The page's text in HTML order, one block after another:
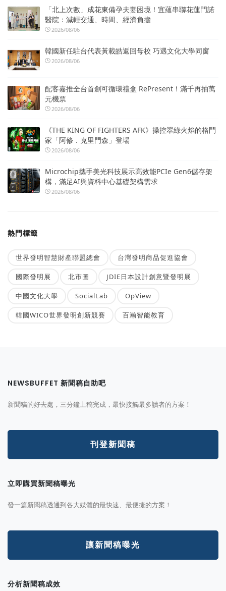
「北上次數」成花東備孕夫妻困境！宜蘊串聯花蓮門諾
醫院：減輕交通、時間、經濟負擔
2026/08/06
韓國新任駐台代表黃載皓返回母校 巧遇文化大學同窗
2026/08/06
配客嘉推全台首創可循環禮盒 RePresent！滿千再抽萬
元機票
2026/08/06
《THE KING OF FIGHTERS AFK》操控翠綠火焰的格鬥
家「阿修．克里門森」登場
2026/08/06
Microchip攜手美光科技展示高效能PCIe Gen6儲存架
構，滿足AI與資料中心基礎架構需求
2026/08/06
熱門標籤
世界發明智慧財產聯盟總會 台灣發明商品促進協會
國際發明展 北市圖 JDIE日本設計創意暨發明展
中國文化大學 SocialLab OpView
韓國WICO世界發明創新競賽 百瀚智能教育
NEWSBUFFET 新聞稿自助吧
新聞稿的好去處，三分鐘上稿完成，最快接觸最多讀者的方案！
刊登新聞稿
立即購買新聞稿曝光
發一篇新聞稿透通到各大媒體的最快速、最便捷的方案！
讓新聞稿曝光
分析新聞稿成效